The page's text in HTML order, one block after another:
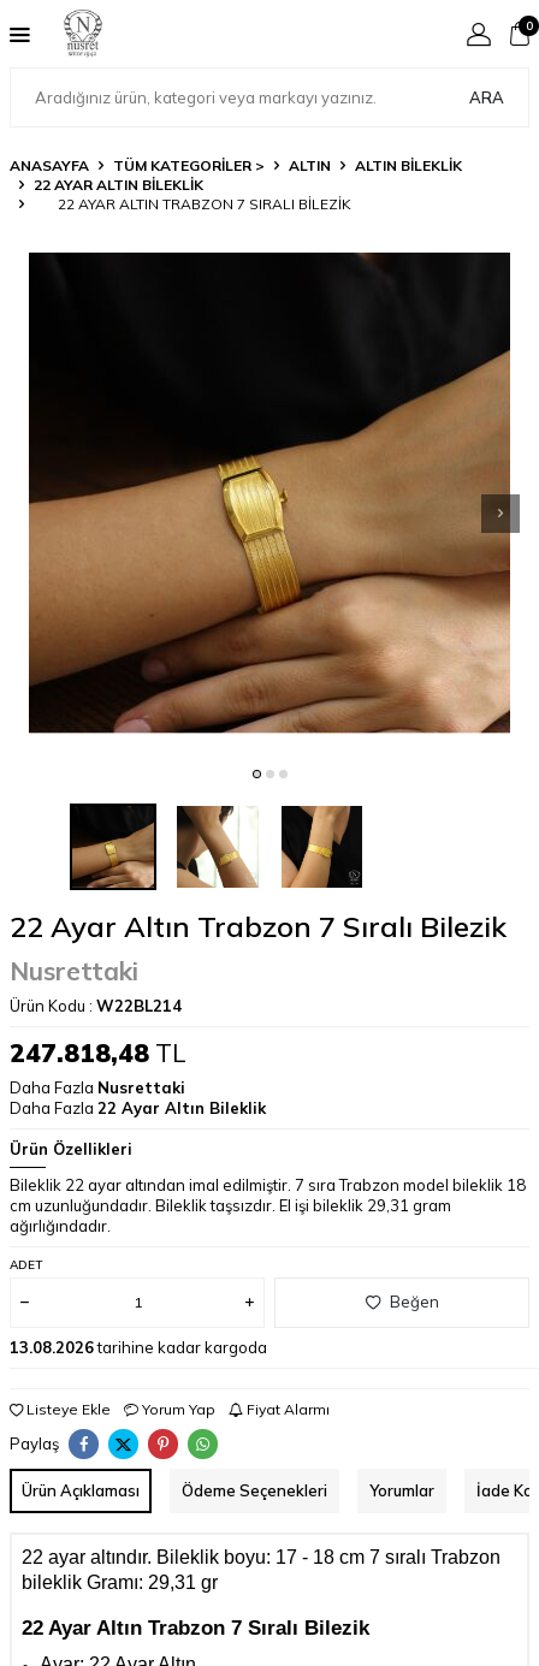
ARA
0
ANASAYFA TÜM KATEGORİLER > ALTIN
ALTIN BILEKLIK
22 AYAR ALTIN BILEKLIK
22 AYAR ALTIN TRABZON 7 SIRALI BILEZIK
22 Ayar Altın Trabzon 7 Sıralı Bilezik
Nusrettaki
Ürün Kodu : W22BL214
247.818,48 TL
Daha Fazla Nusrettaki
Daha Fazla 22 Ayar Altın Bileklik
Ürün Özellikleri
Bileklik 22 ayar altından imal edilmiştir. 7 sıra Trabzon model bileklik 18
cm uzunluğundadır. Bileklik taşsızdır. El işi bileklik 29,31 gram
ağırlığındadır.
ADET
Beğen
13.08.2026tarihine kadar kargoda
Listeye Ekle Yorum Yap Fiyat Alarmı
Paylaş
Ürün Açıklaması Ödeme Seçenekleri Yorumlar İade
22 ayar altındır. Bileklik boyu: 17 - 18 cm 7 sıralı Trabzon
bileklik Gramı: 29,31 gr
22 Ayar Altın Trabzon 7 Sıralı Bilezik